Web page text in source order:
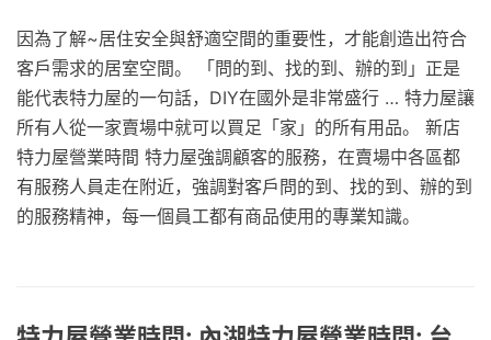
因為了解~居住安全與舒適空間的重要性，才能創造出符合
客戶需求的居室空間。 「問的到、找的到、辦的到」正是
能代表特力屋的一句話，DIY在國外是非常盛行 … 特力屋讓
所有人從一家賣場中就可以買足「家」的所有用品。 新店
特力屋營業時間 特力屋強調顧客的服務，在賣場中各區都
有服務人員走在附近，強調對客戶問的到、找的到、辦的到
的服務精神，每一個員工都有商品使用的專業知識。